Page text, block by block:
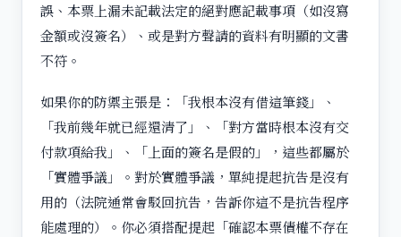
誤、本票上漏未記載法定的絕對應記載事項（如沒寫
金額或沒簽名）、或是對方聲請的資料有明顯的文書
不符。
如果你的防禦主張是：「我根本沒有借這筆錢」、
「我前幾年就已經還清了」、「對方當時根本沒有交
付款項給我」、「上面的簽名是假的」，這些都屬於
「實體爭議」。對於實體爭議，單純提起抗告是沒有
用的（法院通常會駁回抗告，告訴你這不是抗告程序
能處理的）。你必須搭配提起「確認本票債權不存在